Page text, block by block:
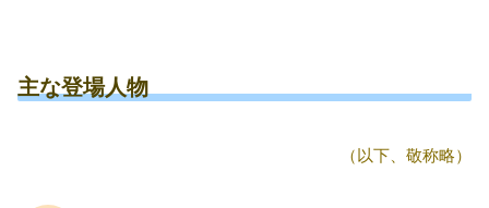
主な登場人物
（以下、敬称略）